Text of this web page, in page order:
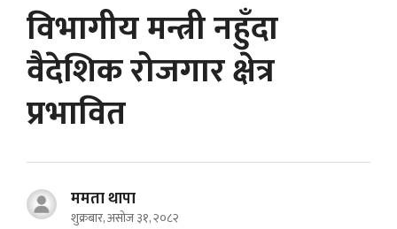
विभागीय मन्त्री नहुँदा
वैदेशिक रोजगार क्षेत्र
प्रभावित
ममता थापा
शुक्रबार, असोज ३१, २०८२